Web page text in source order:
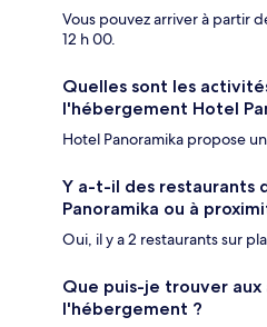
Vous pouvez arriver à partir
12 h 00.
Quelles sont les
l'hébergement Hotel
Hotel Panoramika propose
Y a-t-il des restaurants
Panoramika ou à
Oui, il y a 2 restaurants sur
Que puis-je trouver aux
l'hébergement ?